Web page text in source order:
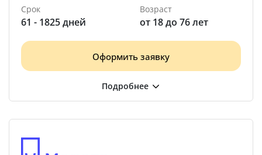
Срок
61 - 1825 дней
Возраст
от 18 до 76 лет
Оформить заявку